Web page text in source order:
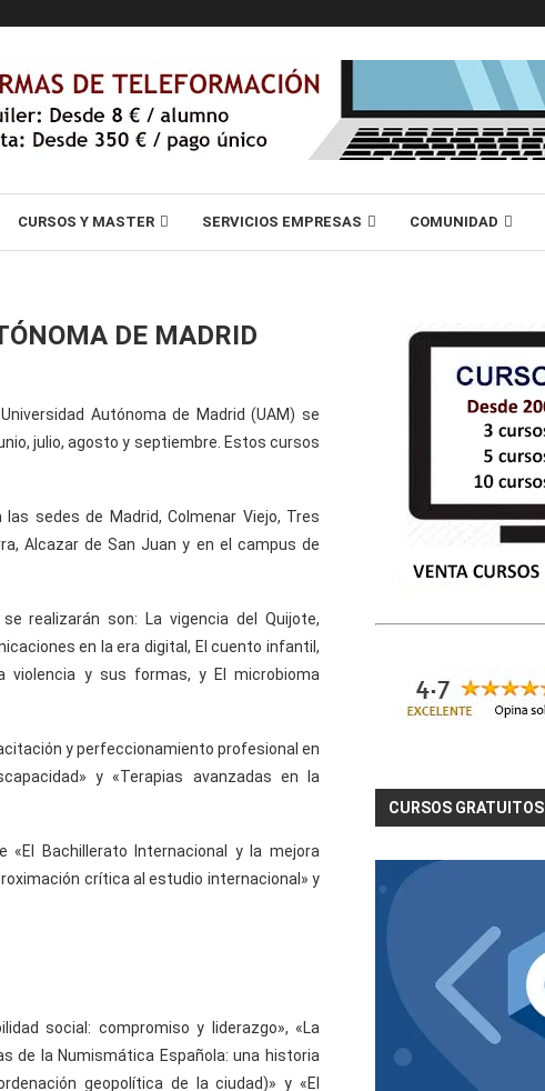
CURSOS Y MASTER SERVICIOS EMPRESAS COMUNIDAD
DE MADRID
Autónoma de Madrid (UAM) se
julio, agosto y septiembre. Estos cursos
sedes de Madrid, Colmenar Viejo, Tres
Alcazar de San Juan y en el campus de
realizarán son: La vigencia del Quijote,
en la era digital, El cuento infantil,
violencia y sus formas, y El microbioma
y perfeccionamiento profesional en
y «Terapias avanzadas en la
Bachillerato Internacional y la mejora
crítica al estudio internacional» y
social: compromiso y liderazgo», «La
de la Numismática Española: una historia
geopolítica de la ciudad)» y «El
CURSOS GRATUITOS